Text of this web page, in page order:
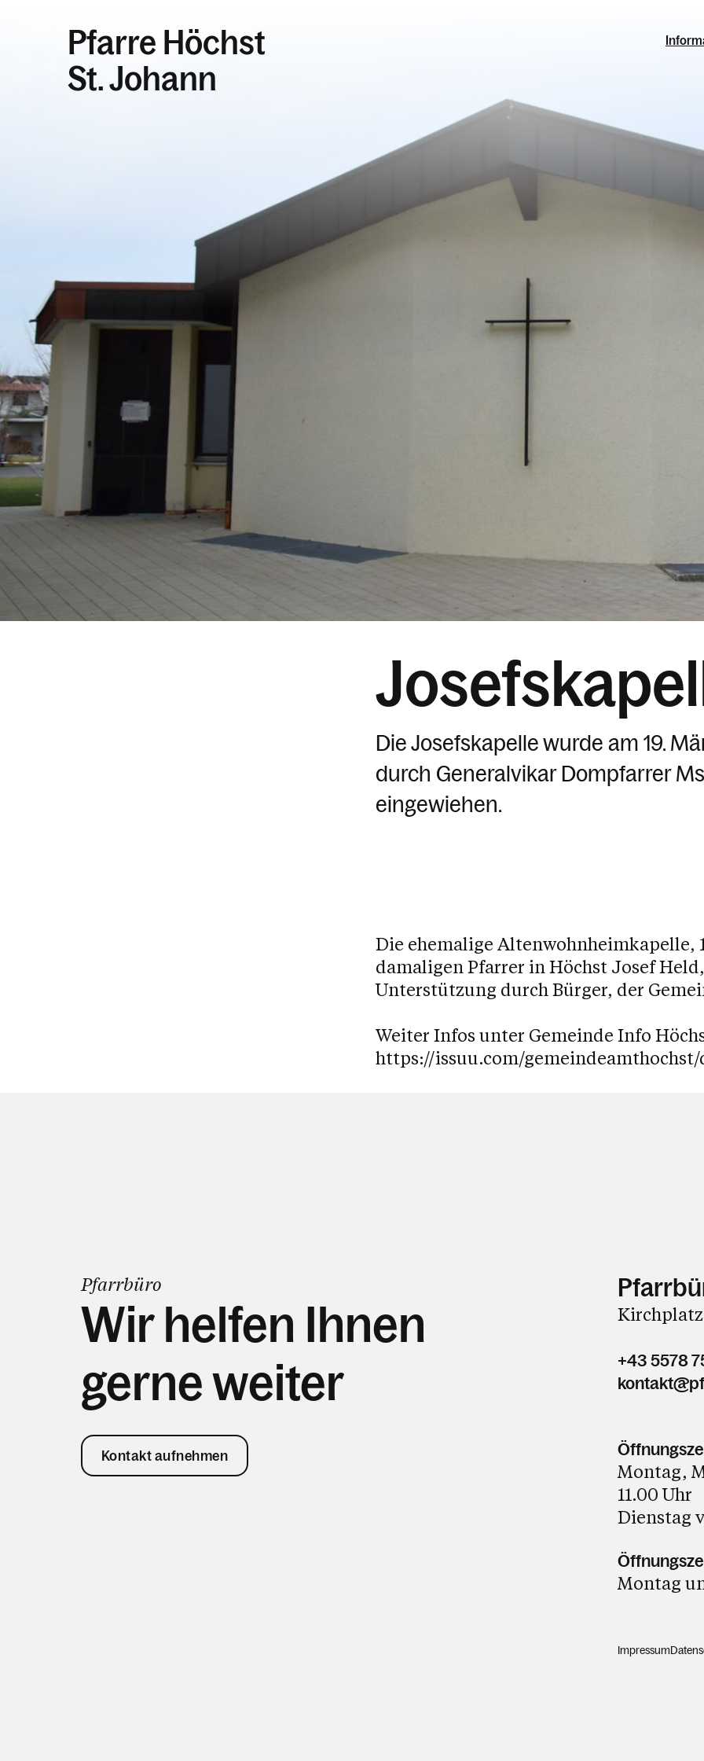
Pfarre Höchst
St. Johann
Die Josefskapelle wurde am 19.
durch Generalvikar Dompfarrer
eingewiehen.
Die ehemalige
damaligen Pfarrer in Höchst Josef
Unterstützung durch Bürger, der
Weiter Infos unter Gemeinde Info
https://issuu.com/gemeindeamthochst/
Pfarrbüro
Wir helfen Ihnen
gerne weiter
Kontakt aufnehmen
Kirchplatz
+43 5578
Montag,
11.00 Uhr
Dienstag
Montag
Impressum